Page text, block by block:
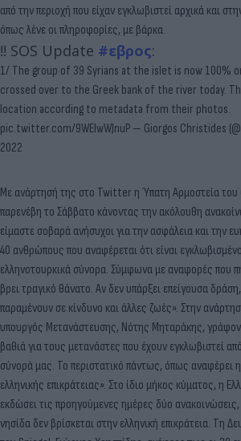
από την περιοχή που είχαν εγκλωβιστεί αρχικά και
όπως λένε οι πληροφορίες, με βάρκα.
!! SOS Update #εβρος:
1/ The group of 39 Syrians at the islet is now 100%
crossed over to the Greek bank of the river today.
location according to metadata from their photos.
pic.twitter.com/9WEIwWJnuP — Giorgos Christides
2022
Με ανάρτησή της στο Twitter η Ύπατη Αρμοστεία
παρενέβη το Σάββατο κάνοντας την ακόλουθη
είμαστε σοβαρά ανήσυχοι για την ασφάλεια και την
40 ανθρώπους που αναφέρεται ότι είναι
ελληνοτουρκικά σύνορα. Σύμφωνα με αναφορές που
βρει τραγικό θάνατο. Αν δεν υπάρξει επείγουσα
παραμένουν σε κίνδυνο και άλλες ζωές». Στην
υπουργός Μετανάστευσης, Νότης Μηταράκης,
βαθιά για τους μετανάστες που έχουν εγκλωβιστεί
σύνορά μας. Το περιστατικό πάντως, όπως αναφέρει
ελληνικής επικράτειας». Στο ίδιο μήκος κύματος, η
εκδώσει τις προηγούμενες ημέρες δύο
νησίδα δεν βρίσκεται στην ελληνική επικράτεια. Τη